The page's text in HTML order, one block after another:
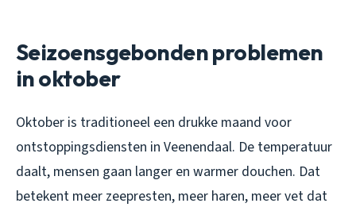
Seizoensgebonden problemen
in oktober
Oktober is traditioneel een drukke maand voor
ontstoppingsdiensten in Veenendaal. De temperatuur
daalt, mensen gaan langer en warmer douchen. Dat
betekent meer zeepresten, meer haren, meer vet dat